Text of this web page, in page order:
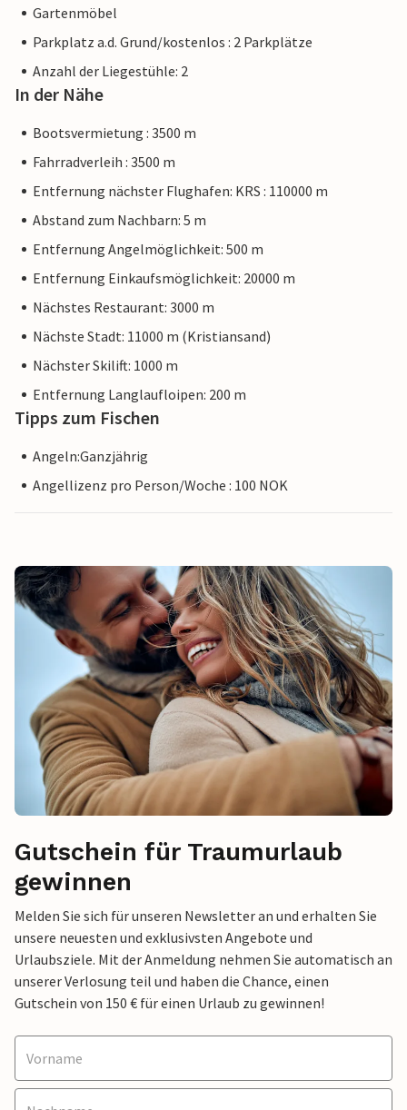
Gartenmöbel
Parkplatz a.d. Grund/kostenlos : 2 Parkplätze
Anzahl der Liegestühle: 2
In der Nähe
Bootsvermietung : 3500 m
Fahrradverleih : 3500 m
Entfernung nächster Flughafen: KRS : 110000 m
Abstand zum Nachbarn: 5 m
Entfernung Angelmöglichkeit: 500 m
Entfernung Einkaufsmöglichkeit: 20000 m
Nächstes Restaurant: 3000 m
Nächste Stadt: 11000 m (Kristiansand)
Nächster Skilift: 1000 m
Entfernung Langlaufloipen: 200 m
Tipps zum Fischen
Angeln:Ganzjährig
Angellizenz pro Person/Woche : 100 NOK
Gutschein für Traumurlaub
gewinnen
Melden Sie sich für unseren Newsletter an und erhalten Sie
unsere neuesten und exklusivsten Angebote und
Urlaubsziele. Mit der Anmeldung nehmen Sie automatisch an
unserer Verlosung teil und haben die Chance, einen
Gutschein von 150 € für einen Urlaub zu gewinnen!